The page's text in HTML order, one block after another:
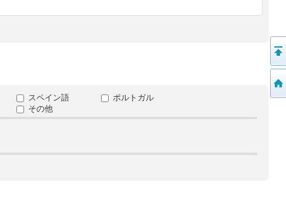
スペイン語
ポルトガル
その他